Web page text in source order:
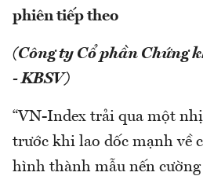
phiên tiếp theo
(Công ty Cổ phần Chứng
- KBSV)
“VN-Index trải qua một
trước khi lao dốc mạnh về
hình thành mẫu nến